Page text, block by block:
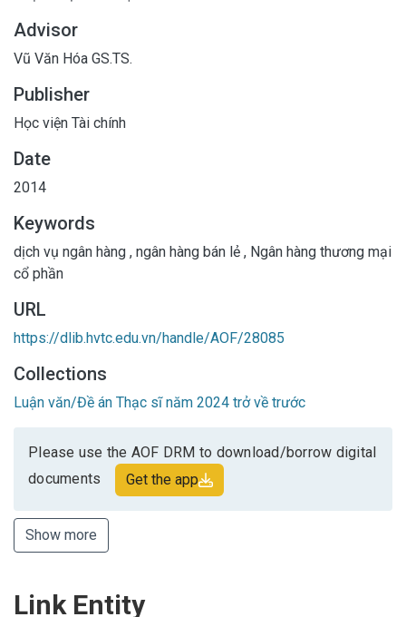
Advisor
Vũ Văn Hóa GS.TS.
Publisher
Học viện Tài chính
Date
2014
Keywords
dịch vụ ngân hàng , ngân hàng bán lẻ , Ngân hàng thương mại
cổ phần
URL
https://dlib.hvtc.edu.vn/handle/AOF/28085
Collections
Luận văn/Đề án Thạc sĩ năm 2024 trở về trước
Please use the AOF DRM to download/borrow digital
documents
Get the app
Show more
Link Entity